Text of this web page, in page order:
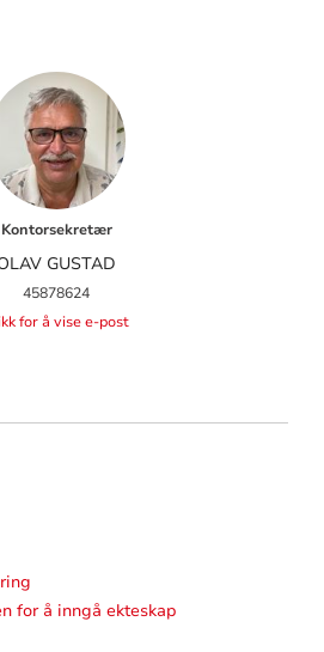
Kontorsekretær
GUSTAD
45878624
for å vise e-post
for å inngå ekteskap